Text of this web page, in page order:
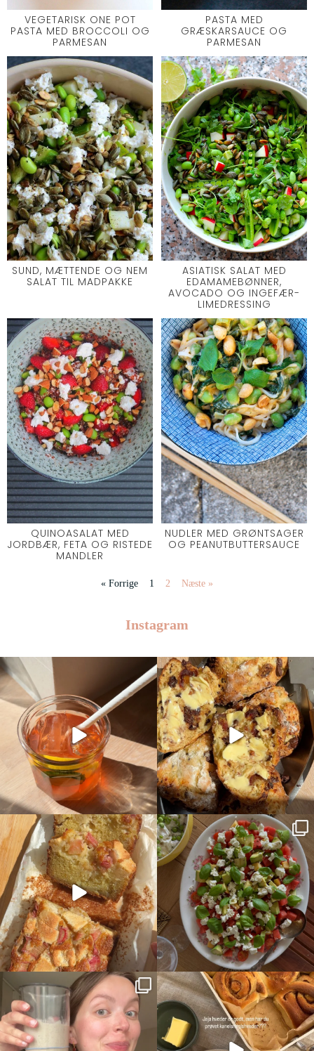
VEGETARISK ONE POT
PASTA MED BROCCOLI OG
PARMESAN
PASTA MED
GRÆSKARSAUCE OG
PARMESAN
SUND, MÆTTENDE OG NEM
SALAT TIL MADPAKKE
ASIATISK SALAT MED
EDAMAMEBØNNER,
AVOCADO OG INGEFÆR-
LIMEDRESSING
QUINOASALAT MED
JORDBÆR, FETA OG RISTEDE
MANDLER
NUDLER MED GRØNTSAGER
OG PEANUTBUTTERSAUCE
« Forrige 1 2 Næste »
Instagram